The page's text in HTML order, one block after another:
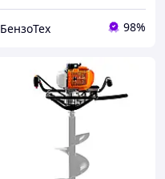
БензоТех 98%